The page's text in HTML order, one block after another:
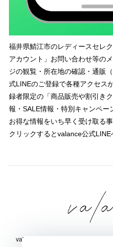
福井県鯖江市のレディースセレ
アカウント」お問い合わせ等の
ジの観覧・所在地の確認・通販
式LINEのご登録で各種アクセス
録者限定の「商品販売や割引き
報・SALE情報・特別キャンペ
お得な情報をいち早く受け取る
クリックするとvalance公式LINE
valance 福井｜レディース セレクト